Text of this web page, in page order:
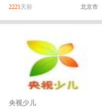
2221天前 北京市
央视少儿